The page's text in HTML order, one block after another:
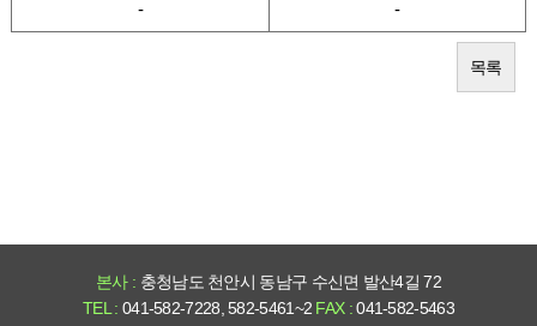
- -
목록
본사 : 충청남도 천안시 동남구 수신면 발산4길 72
TEL : 041-582-7228, 582-5461~2 FAX :041-582-5463